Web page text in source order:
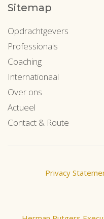
Sitemap
Opdrachtgevers
Professionals
Coaching
Internationaal
Over ons
Actueel
Contact & Route
Privacy